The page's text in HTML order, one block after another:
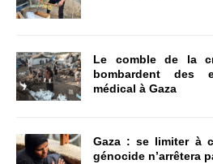
Le comble de la
bombardent des
médical à Gaza
Gaza : se limiter à
génocide n’arrêtera